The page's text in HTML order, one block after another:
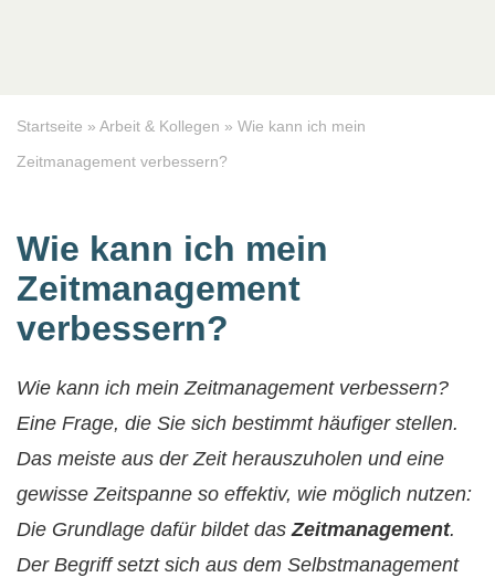
Startseite » Arbeit & Kollegen » Wie kann ich mein
Zeitmanagement verbessern?
Wie kann ich mein
Zeitmanagement
verbessern?
Wie kann ich mein Zeitmanagement verbessern?
Eine Frage, die Sie sich bestimmt häufiger stellen.
Das meiste aus der Zeit herauszuholen und eine
gewisse Zeitspanne so effektiv, wie möglich nutzen:
Die Grundlage dafür bildet dasZeitmanagement.
Der Begriff setzt sich aus dem Selbstmanagement